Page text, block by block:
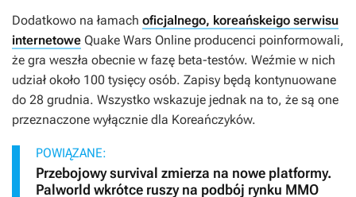
Dodatkowo na łamach oficjalnego, koreańskeigo serwisu
internetowe Quake Wars Online producenci poinformowali,
że gra weszła obecnie w fazę beta-testów. Weźmie w nich
udział około 100 tysięcy osób. Zapisy będą kontynuowane
do 28 grudnia. Wszystko wskazuje jednak na to, że są one
przeznaczone wyłącznie dla Koreańczyków.
POWIĄZANE:
Przebojowy survival zmierza na nowe platformy.
Palworld wkrótce ruszy na podbój rynku MMO